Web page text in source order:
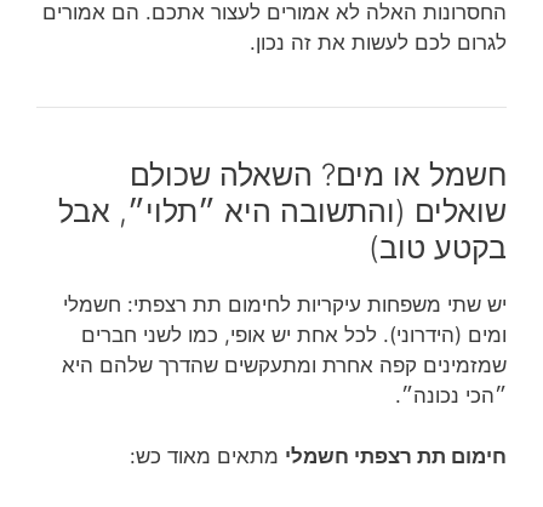
החסרונות האלה לא אמורים לעצור אתכם. הם אמורים
לגרום לכם לעשות את זה נכון.
חשמל או מים? השאלה שכולם
שואלים (והתשובה היא ״תלוי״, אבל
בקטע טוב)
יש שתי משפחות עיקריות לחימום תת רצפתי: חשמלי
ומים (הידרוני). לכל אחת יש אופי, כמו לשני חברים
שמזמינים קפה אחרת ומתעקשים שהדרך שלהם היא
״הכי נכונה״.
חימום תת רצפתי חשמלי מתאים מאוד כש: